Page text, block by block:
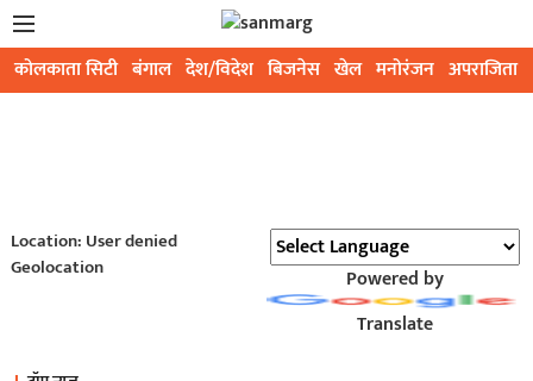
कोलकाता सिटी बंगाल देश/विदेश बिजनेस खेल मनोरंजन अपराजिता
Location: User denied
Geolocation
Powered by
Translate